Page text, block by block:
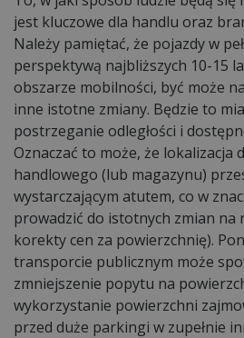
jest kluczowe dla handlu oraz
Należy pamiętać, że pojazdy w
perspektywą najbliższych 10-15
obszarze mobilności, być może
inne istotne zmiany. Będzie to
postrzeganie odległości i
Oznaczać to może, że lokalizacja
handlowego (lub magazynu)
wystarczającym atutem, co w
prowadzić do istotnych zmian na
korekty cen za powierzchnię).
transporcie publicznym może
zmniejszenie popytu na
wykorzystanie powierzchni
przed duże parkingi w zupełnie